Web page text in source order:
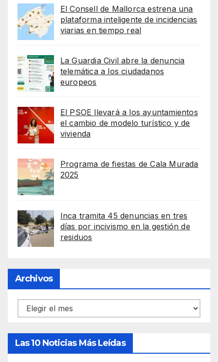
El Consell de Mallorca estrena una
plataforma inteligente de incidencias
viarias en tiempo real
La Guardia Civil abre la denuncia
telemática a los ciudadanos
europeos
El PSOE llevará a los ayuntamientos
el cambio de modelo turístico y de
vivienda
Programa de fiestas de Cala Murada
2025
Inca tramita 45 denuncias en tres
días por incivismo en la gestión de
residuos
Archivos
Archivos
Las 10 Noticias Más Leídas